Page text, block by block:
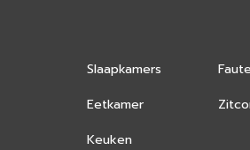
Slaapkamers
Eetkamer
Keuken